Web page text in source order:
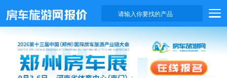
请输入你要找的产品